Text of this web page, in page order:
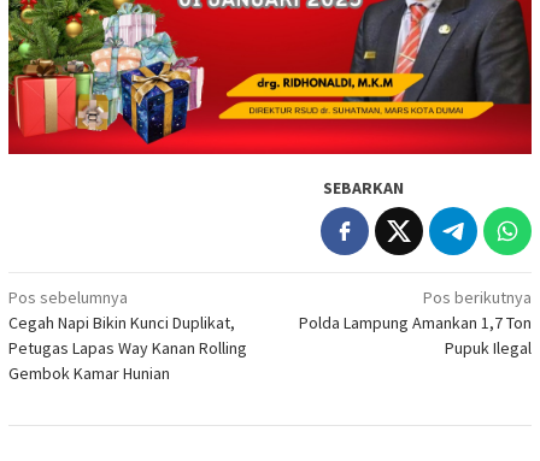
SEBARKAN
Navigasi
pos
Pos sebelumnya
Cegah Napi Bikin Kunci Duplikat,
Petugas Lapas Way Kanan Rolling
Gembok Kamar Hunian
Pos berikutnya
Polda Lampung Amankan 1,7 Ton
Pupuk Ilegal